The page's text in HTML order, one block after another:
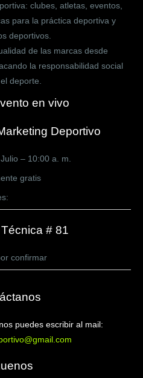
clubes, atletas, eventos,
para la práctica deportiva y
deportivos.
de las marcas desde
la responsabilidad social
deporte.
en vivo
Deportivo
– 10:00 a. m.
gratis
# 81
confirmar
puedes escribir al mail: